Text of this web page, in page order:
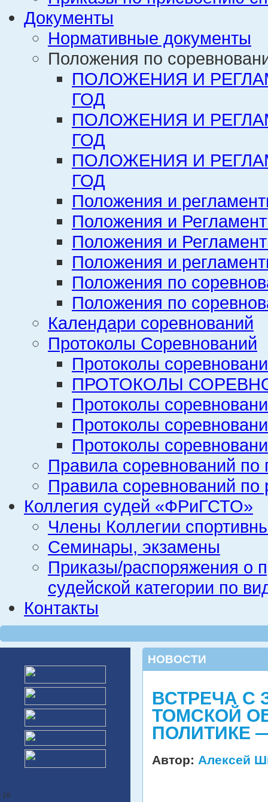
Документы
Нормативные документы
Положения по
ПОЛОЖЕНИЯ И
ГОД
ПОЛОЖЕНИЯ И
ГОД
ПОЛОЖЕНИЯ И
ГОД
Положения и
Положения и
Положения и
Положения и
Положения по
Положения по
Календари соревнований
Протоколы Соревнований
Протоколы
ПРОТОКОЛЫ
Протоколы
Протоколы
Протоколы
Правила соревнований по
Правила соревнований по
Коллегия судей «ФРиГСТО»
Члены Коллегии
Семинары, экзамены
Приказы/распоряжения о
судейской категории по
Контакты
-16
НОВОСТИ
ВСТРЕЧА С
ТОМСКОЙ
ПОЛИТИКЕ
Автор: Алексей